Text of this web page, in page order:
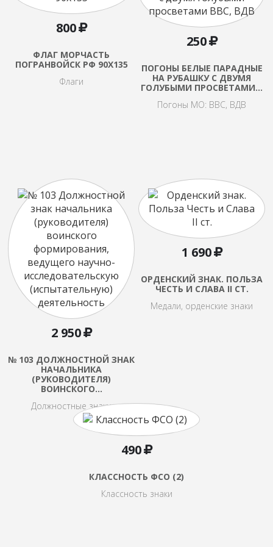
800
ФЛАГ МОРЧАСТЬ
ПОГРАНВОЙСК РФ 90X135
Флаги
250
ПОГОНЫ БЕЛЫЕ ПАРАДНЫЕ
НА РУБАШКУ С ДВУМЯ
ГОЛУБЫМИ ПРОСВЕТАМИ…
Погоны МО: ВВС, ВДВ
2 950
№ 103 ДОЛЖНОСТНОЙ ЗНАК
НАЧАЛЬНИКА
(РУКОВОДИТЕЛЯ)
ВОИНСКОГО…
Должностные знаки
1 690
ОРДЕНСКИЙ ЗНАК. ПОЛЬЗА
ЧЕСТЬ И СЛАВА II СТ.
Медали, орденские знаки
490
КЛАССНОСТЬ ФСО (2)
Классность знаки